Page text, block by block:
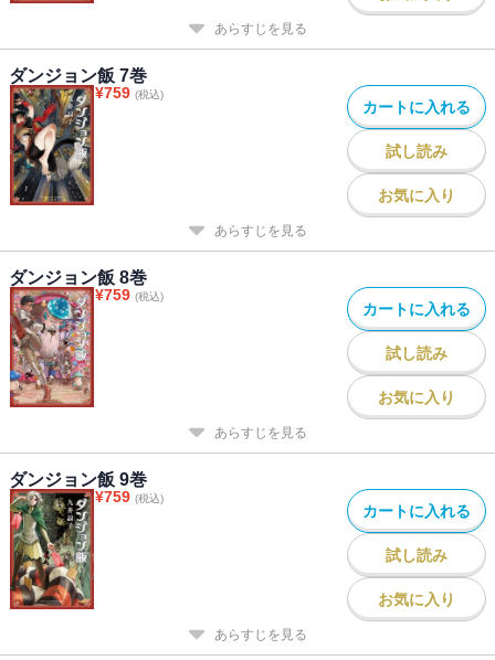
あらすじを見る
ダンジョン飯 7巻
¥759 (税込)
カートに入れる
試し読み
お気に入り
あらすじを見る
ダンジョン飯 8巻
¥759 (税込)
カートに入れる
試し読み
お気に入り
あらすじを見る
ダンジョン飯 9巻
¥759 (税込)
カートに入れる
試し読み
お気に入り
あらすじを見る